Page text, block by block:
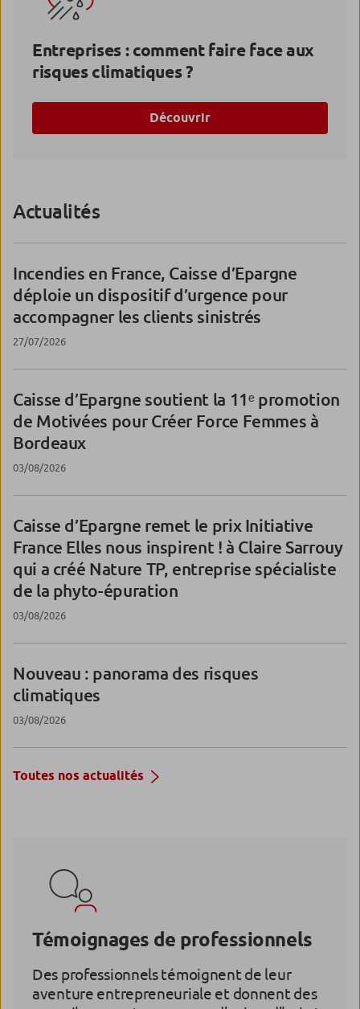
Entreprises : comment faire face aux
risques climatiques ?
Découvrir
Actualités
Incendies en France, Caisse d’Epargne
déploie un dispositif d’urgence pour
accompagner les clients sinistrés
27/07/2026
Caisse d’Epargne soutient la 11ᵉ promotion
de Motivées pour Créer Force Femmes à
Bordeaux
03/08/2026
Caisse d’Epargne remet le prix Initiative
France Elles nous inspirent ! à Claire Sarrouy
qui a créé Nature TP, entreprise spécialiste
de la phyto-épuration
03/08/2026
Nouveau : panorama des risques
climatiques
03/08/2026
Toutes nos actualités
Témoignages de professionnels
Des professionnels témoignent de leur
aventure entrepreneuriale et donnent des